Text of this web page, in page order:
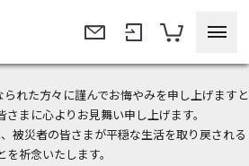
れた方々に謹んでお悔やみを申し上げますと
さまに心よりお見舞い申し上げます。
被災者の皆さまが平穏な生活を取り戻される
を祈念いたします。
・お問い合わせ＞
円OFFクーポンプレゼント！